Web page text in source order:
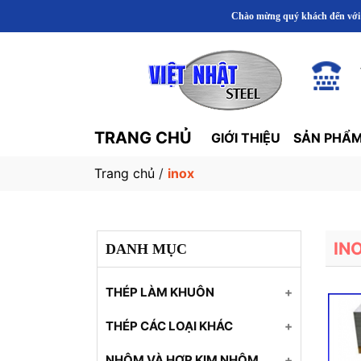
Chào mừng quý khách đến với Công
TRANG CHỦ GIỚI THIỆU SẢN
Trang chủ / inox
DANH MỤC
THÉP LÀM KHUÔN
Thép SKD61
Thép S45C
THÉP CÁC LOẠI KHÁC
Ống đúc